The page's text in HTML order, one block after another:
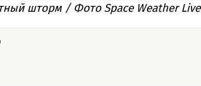
шторм / Фото Space Weather Live